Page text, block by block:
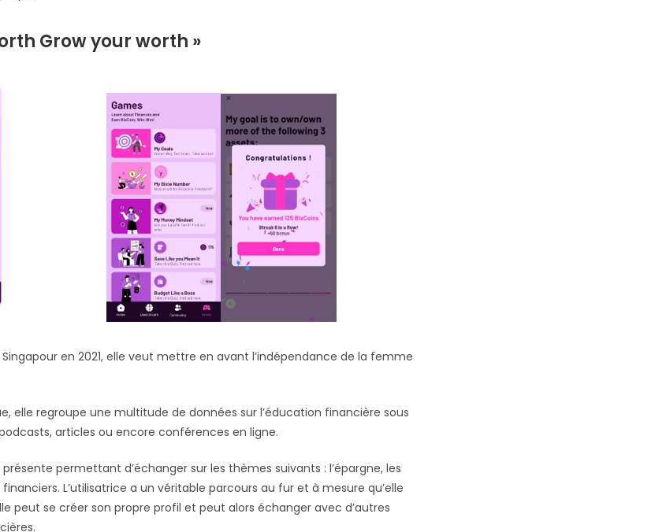
Grow your worth »
en 2021, elle veut mettre en avant l’indépendance de la femme
elle regroupe une multitude de données sur l’éducation financière sous
articles ou encore conférences en ligne.
permettant d’échanger sur les thèmes suivants : l’épargne, les
L’utilisatrice a un véritable parcours au fur et à mesure qu’elle
peut se créer son propre profil et peut alors échanger avec d’autres